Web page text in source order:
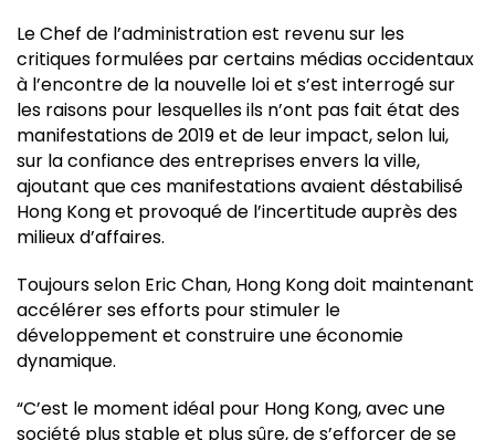
Le Chef de l’administration est revenu sur les
critiques formulées par certains médias occidentaux
à l’encontre de la nouvelle loi et s’est interrogé sur
les raisons pour lesquelles ils n’ont pas fait état des
manifestations de 2019 et de leur impact, selon lui,
sur la confiance des entreprises envers la ville,
ajoutant que ces manifestations avaient déstabilisé
Hong Kong et provoqué de l’incertitude auprès des
milieux d’affaires.
Toujours selon Eric Chan, Hong Kong doit maintenant
accélérer ses efforts pour stimuler le
développement et construire une économie
dynamique.
“C’est le moment idéal pour Hong Kong, avec une
société plus stable et plus sûre, de s’efforcer de se